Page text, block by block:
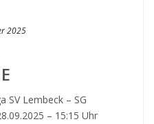
2025
SV Lembeck – SG
– 15:15 Uhr